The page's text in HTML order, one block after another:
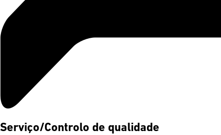
Serviço/Controlo de qualidade